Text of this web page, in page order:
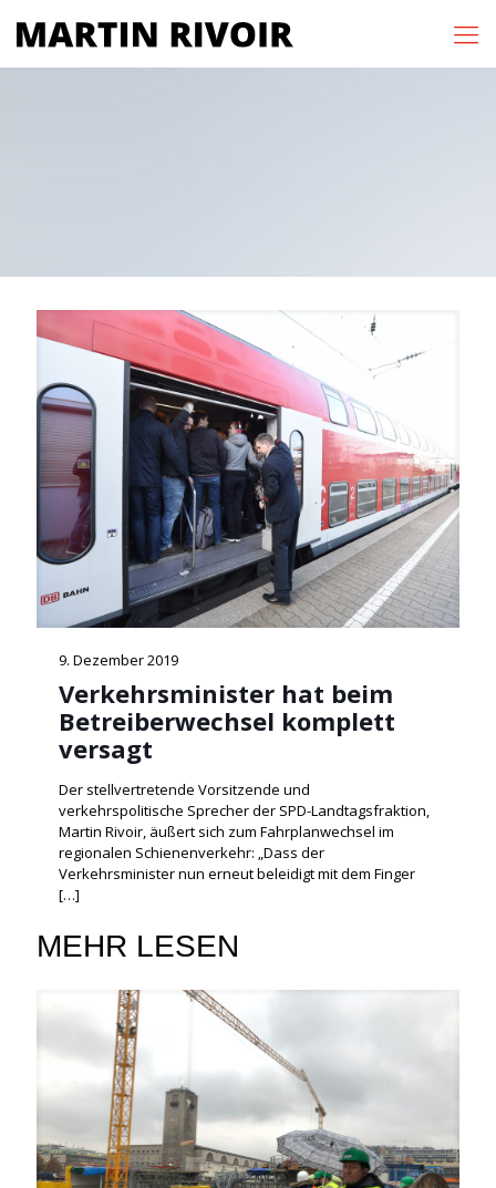
9. Dezember 2019
Verkehrsminister hat beim
Betreiberwechsel komplett
versagt
Der stellvertretende Vorsitzende und
verkehrspolitische Sprecher der SPD-Landtagsfraktion,
Martin Rivoir, äußert sich zum Fahrplanwechsel im
regionalen Schienenverkehr: „Dass der
Verkehrsminister nun erneut beleidigt mit dem Finger
[…]
MEHR LESEN